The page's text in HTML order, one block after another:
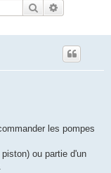
Rechercher
les pompes
ou partie d'un